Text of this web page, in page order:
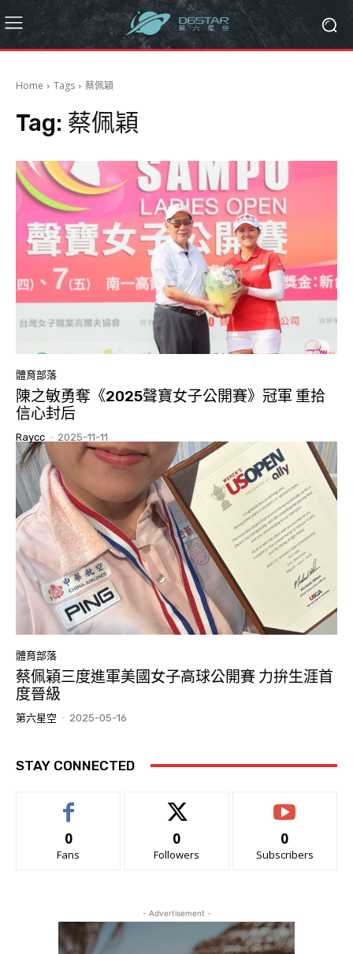
Home Tags 蔡佩穎
Tag: 蔡佩穎
體育部落
陳之敏勇奪《2025聲寶女子公開賽》冠軍 重拾
信心封后
Raycc - 2025-11-11
體育部落
蔡佩穎三度進軍美國女子高球公開賽 力拚生涯首
度晉級
第六星空 - 2025-05-16
STAY CONNECTED
0
Fans
0
Followers
0
Subscribers
- Advertisement -